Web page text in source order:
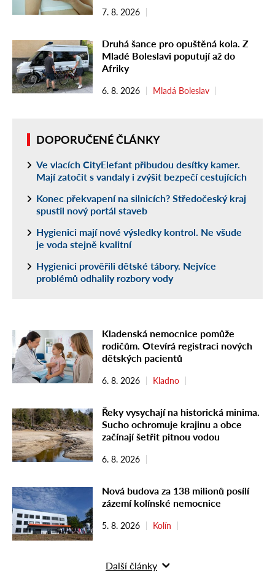
7. 8. 2026
Druhá šance pro opuštěná kola. Z
Mladé Boleslavi poputují až do
Afriky
6. 8. 2026 Mladá Boleslav
DOPORUČENÉ ČLÁNKY
Ve vlacích CityElefant přibudou desítky kamer.
Mají zatočit s vandaly i zvýšit bezpečí cestujících
Konec překvapení na silnicích? Středočeský kraj
spustil nový portál staveb
Hygienici mají nové výsledky kontrol. Ne všude
je voda stejně kvalitní
Hygienici prověřili dětské tábory. Nejvíce
problémů odhalily rozbory vody
Kladenská nemocnice pomůže
rodičům. Otevírá registraci nových
dětských pacientů
6. 8. 2026 Kladno
Řeky vysychají na historická minima.
Sucho ochromuje krajinu a obce
začínají šetřit pitnou vodou
6. 8. 2026
Nová budova za 138 milionů posílí
zázemí kolínské nemocnice
5. 8. 2026 Kolín
Další články